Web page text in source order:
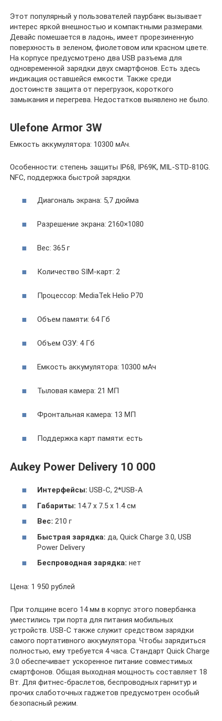
Этот популярный у пользователей паурбанк вызывает
интерес яркой внешностью и компактными размерами.
Девайс помешается в ладонь, имеет прорезиненную
поверхность в зеленом, фиолетовом или красном цвете.
На корпусе предусмотрено два USB разъема для
одновременной зарядки двух смартфонов. Есть здесь
индикация оставшейся емкости. Также среди
достоинств защита от перегрузок, короткого
замыкания и перегрева. Недостатков выявлено не было.
Ulefone Armor 3W
Емкость аккумулятора: 10300 мАч.
Особенности: степень защиты IP68, IP69K, MIL-STD-810G.
NFC, поддержка быстрой зарядки.
Диагональ экрана: 5,7 дюйма
Разрешение экрана: 2160×1080
Вес: 365 г
Количество SIM-карт: 2
Процессор: MediaTek Helio P70
Объем памяти: 64 Гб
Объем ОЗУ: 4 Гб
Емкость аккумулятора: 10300 мАч
Тыловая камера: 21 МП
Фронтальная камера: 13 МП
Поддержка карт памяти: есть
Aukey Power Delivery 10 000
Интерфейсы: USB-C, 2*USB-A
Габариты: 14.7 x 7.5 x 1.4 см
Вес: 210 г
Быстрая зарядка: да, Quick Charge 3.0, USB
Power Delivery
Беспроводная зарядка: нет
Цена: 1 950 рублей
При толщине всего 14 мм в корпус этого повербанка
уместились три порта для питания мобильных
устройств. USB-C также служит средством зарядки
самого портативного аккумулятора. Чтобы зарядиться
полностью, ему требуется 4 часа. Стандарт Quick Charge
3.0 обеспечивает ускоренное питание совместимых
смартфонов. Общая выходная мощность составляет 18
Вт. Для фитнес-браслетов, беспроводных гарнитур и
прочих слаботочных гаджетов предусмотрен особый
безопасный режим.